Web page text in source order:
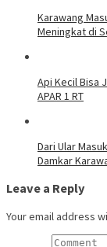
Karawang
Meningkat di
Api Kecil Bisa
APAR 1 RT
Dari Ular
Damkar
Leave a Reply
Your email address